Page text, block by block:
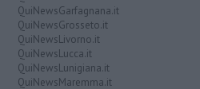
QuiNewsGarfagnana.it
QuiNewsGrosseto.it
QuiNewsLivorno.it
QuiNewsLucca.it
QuiNewsLunigiana.it
QuiNewsMaremma.it